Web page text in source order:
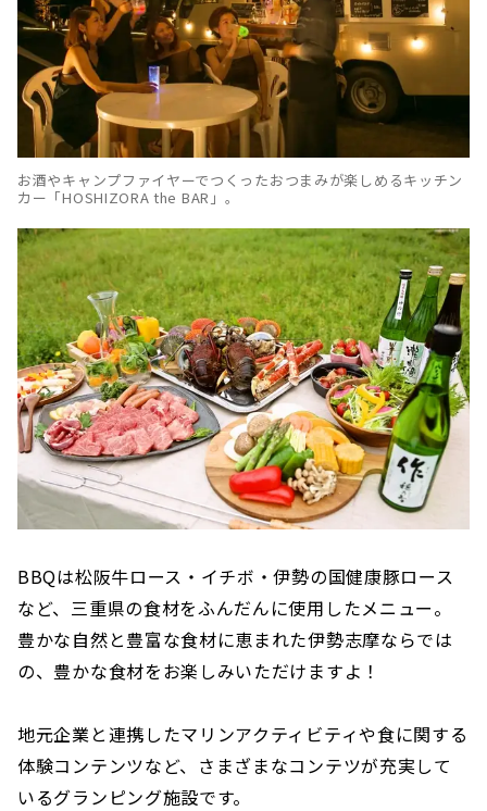
お酒やキャンプファイヤーでつくったおつまみが楽しめるキッチン
カー「HOSHIZORA the BAR」。
BBQは松阪牛ロース・イチボ・伊勢の国健康豚ロース
など、三重県の食材をふんだんに使用したメニュー。
豊かな自然と豊富な食材に恵まれた伊勢志摩ならでは
の、豊かな食材をお楽しみいただけますよ！
地元企業と連携したマリンアクティビティや食に関する
体験コンテンツなど、さまざまなコンテツが充実して
いるグランピング施設です。